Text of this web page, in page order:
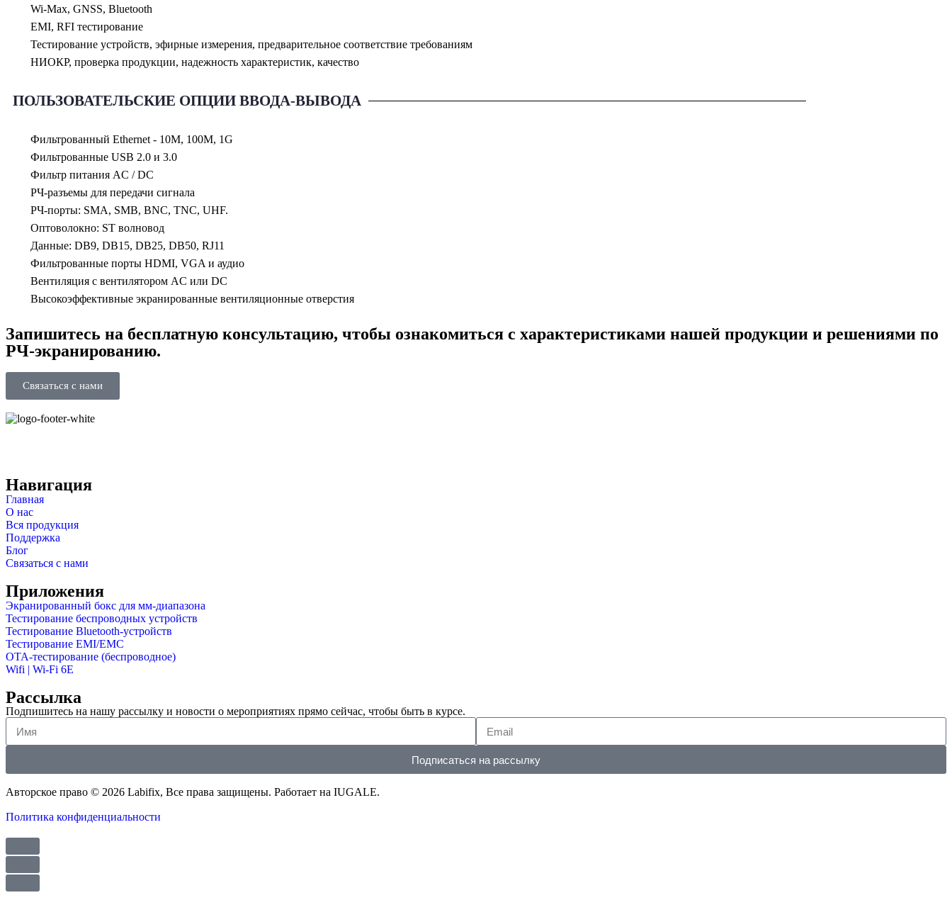
Wi-Max, GNSS, Bluetooth
EMI, RFI тестирование
Тестирование устройств, эфирные измерения, предварительное соответствие требованиям
НИОКР, проверка продукции, надежность характеристик, качество
ПОЛЬЗОВАТЕЛЬСКИЕ ОПЦИИ ВВОДА-ВЫВОДА
Фильтрованный Ethernet - 10M, 100M, 1G
Фильтрованные USB 2.0 и 3.0
Фильтр питания AC / DC
РЧ-разъемы для передачи сигнала
РЧ-порты: SMA, SMB, BNC, TNC, UHF.
Оптоволокно: ST волновод
Данные: DB9, DB15, DB25, DB50, RJ11
Фильтрованные порты HDMI, VGA и аудио
Вентиляция с вентилятором AC или DC
Высокоэффективные экранированные вентиляционные отверстия
Запишитесь на бесплатную консультацию, чтобы ознакомиться с характеристиками нашей продукции и решениями по
РЧ-экранированию.
Связаться с нами
Навигация
Главная
О нас
Вся продукция
Поддержка
Блог
Связаться с нами
Приложения
Экранированный бокс для мм-диапазона
Тестирование беспроводных устройств
Тестирование Bluetooth-устройств
Тестирование EMI/EMC
OTA-тестирование (беспроводное)
Wifi | Wi-Fi 6E
Рассылка
Подпишитесь на нашу рассылку и новости о мероприятиях прямо сейчас, чтобы быть в курсе.
Подписаться на рассылку
Авторское право © 2026 Labifix, Все права защищены. Работает на IUGALE.
Политика конфиденциальности